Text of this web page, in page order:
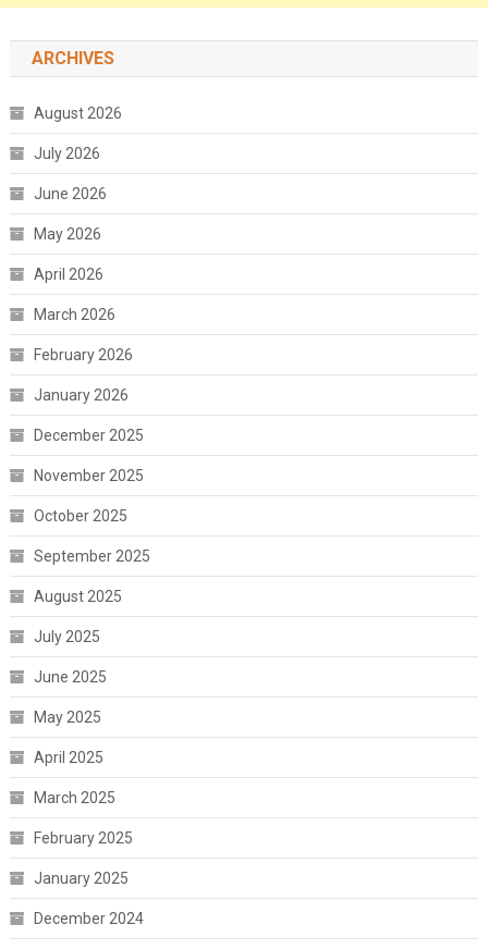
ARCHIVES
August 2026
July 2026
June 2026
May 2026
April 2026
March 2026
February 2026
January 2026
December 2025
November 2025
October 2025
September 2025
August 2025
July 2025
June 2025
May 2025
April 2025
March 2025
February 2025
January 2025
December 2024